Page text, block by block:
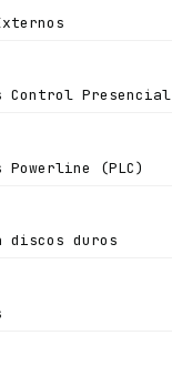
Control Presencial
(PLC)
discos duros